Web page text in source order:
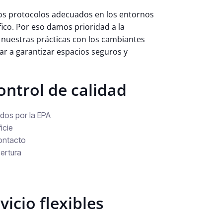
protocolos adecuados en los entornos
Por eso damos prioridad a la
prácticas con los cambiantes
a garantizar espacios seguros y
de calidad
por la EPA
flexibles